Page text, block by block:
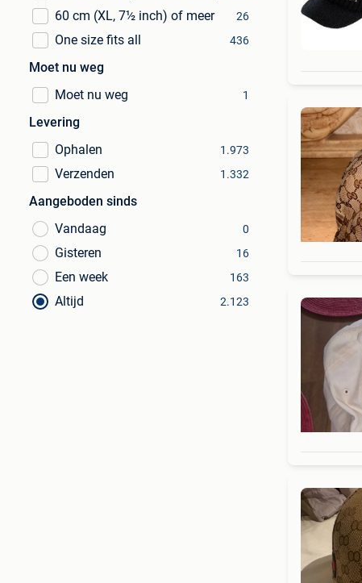
60 cm (XL, 7½ inch) of meer 26
One size fits all 436
Moet nu weg
Moet nu weg
1
Levering
Ophalen
1.973
Verzenden 1.332
Aangeboden sinds
Vandaag
0
Gisteren 16
Een week 163
Altijd 2.123